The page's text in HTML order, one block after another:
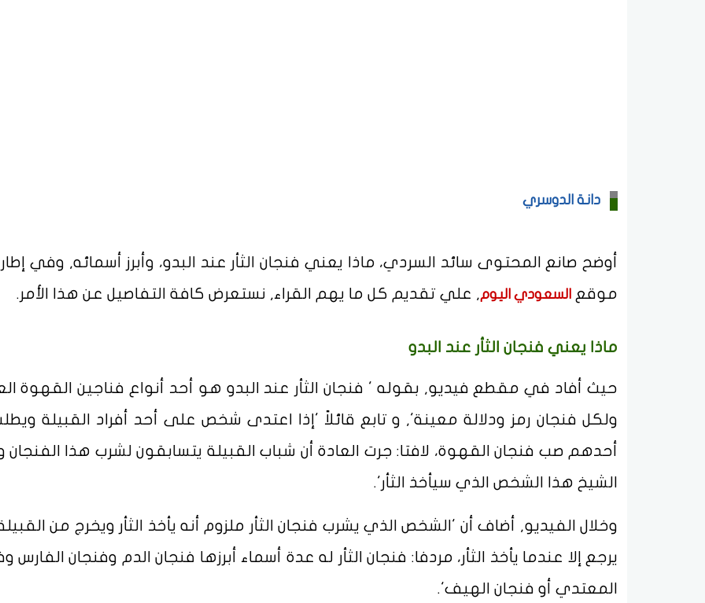
دانة الدوسري
أوضح صانع المحتوى سائد السردي، ماذا يعني فنجان الثأر عند البدو، وأبرز أسمائه, وفي
موقع السعودي اليوم, علي تقديم كل ما يهم القراء, نستعرض كافة التفاصيل عن هذا الأمر.
ماذا يعني فنجان الثأر عند البدو
حيث أفاد في مقطع فيديو, بقوله ' فنجان الثأر عند البدو هو أحد أنواع فناجين القهوة
ولكل فنجان رمز ودلالة معينة', و تابع قائلاً 'إذا اعتدى شخص على أحد أفراد القبيلة
أحدهم صب فنجان القهوة، لافتا: جرت العادة أن شباب القبيلة يتسابقون لشرب هذا الفنجان
الشيخ هذا الشخص الذي سيأخذ الثأر'.
وخلال الفيديو, أضاف أن 'الشخص الذي يشرب فنجان الثأر ملزوم أنه يأخذ الثأر ويخرج من
يرجع إلا عندما يأخذ الثأر، مردفا: فنجان الثأر له عدة أسماء أبرزها فنجان الدم وفنجان الفارس
المعتدي أو فنجان الهيف'.